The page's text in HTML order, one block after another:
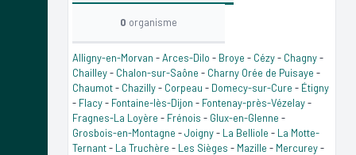
0 organisme
Alligny-en-Morvan -Arces-Dilo - Broye - Cézy- Chagny-
Chailley- Chalon-sur-Saône - Charny Orée de Puisaye -
Chaumot- Chazilly- Corpeau - Domecy-sur-Cure - Étigny
- Flacy- Fontaine-lès-Dijon - Fontenay-près-Vézelay-
Fragnes-La Loyère - Frénois - Glux-en-Glenne -
Grosbois-en-Montagne -Joigny- La Belliole - La Motte-
Ternant- La Truchère - Les Sièges - Mazille - Mercurey-